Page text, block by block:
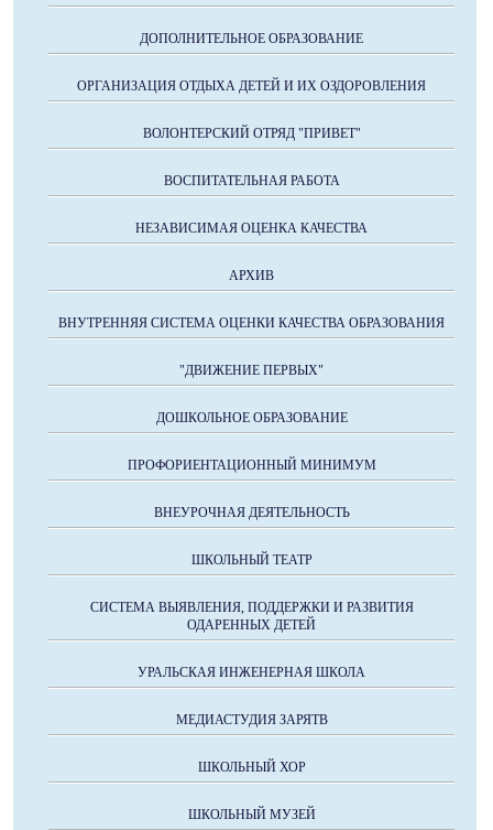
ДОПОЛНИТЕЛЬНОЕ ОБРАЗОВАНИЕ
ОРГАНИЗАЦИЯ ОТДЫХА ДЕТЕЙ И ИХ ОЗДОРОВЛЕНИЯ
ВОЛОНТЕРСКИЙ ОТРЯД "ПРИВЕТ"
ВОСПИТАТЕЛЬНАЯ РАБОТА
НЕЗАВИСИМАЯ ОЦЕНКА КАЧЕСТВА
АРХИВ
ВНУТРЕННЯЯ СИСТЕМА ОЦЕНКИ КАЧЕСТВА ОБРАЗОВАНИЯ
"ДВИЖЕНИЕ ПЕРВЫХ"
ДОШКОЛЬНОЕ ОБРАЗОВАНИЕ
ПРОФОРИЕНТАЦИОННЫЙ МИНИМУМ
ВНЕУРОЧНАЯ ДЕЯТЕЛЬНОСТЬ
ШКОЛЬНЫЙ ТЕАТР
СИСТЕМА ВЫЯВЛЕНИЯ, ПОДДЕРЖКИ И РАЗВИТИЯ
ОДАРЕННЫХ ДЕТЕЙ
УРАЛЬСКАЯ ИНЖЕНЕРНАЯ ШКОЛА
МЕДИАСТУДИЯ ЗАРЯТВ
ШКОЛЬНЫЙ ХОР
ШКОЛЬНЫЙ МУЗЕЙ